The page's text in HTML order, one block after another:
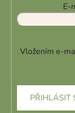
E-
Vložením e-
PŘIHLÁSIT